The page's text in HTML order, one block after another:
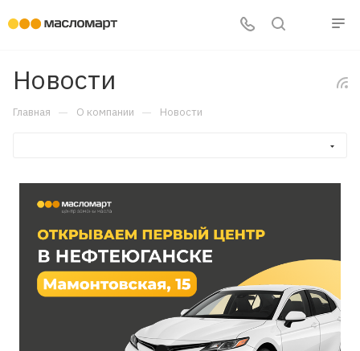
Новости
Главная — О компании — Новости